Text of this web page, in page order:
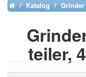
HomeKatalog
teiler,